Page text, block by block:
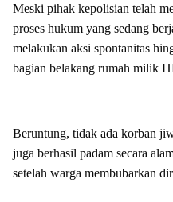
Meski pihak kepolisian telah
proses hukum yang sedang
melakukan aksi spontanitas
bagian belakang rumah milik
Beruntung, tidak ada korban
juga berhasil padam secara
setelah warga membubarkan